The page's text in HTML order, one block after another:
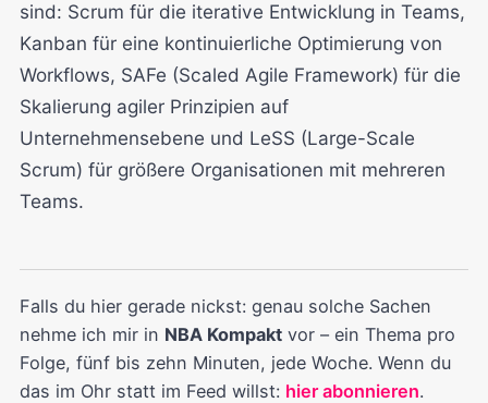
sind: Scrum für die iterative Entwicklung in Teams,
Kanban für eine kontinuierliche Optimierung von
Workflows, SAFe (Scaled Agile Framework) für die
Skalierung agiler Prinzipien auf
Unternehmensebene und LeSS (Large-Scale
Scrum) für größere Organisationen mit mehreren
Teams.
Falls du hier gerade nickst: genau solche Sachen
nehme ich mir in NBA Kompaktvor – ein Thema pro
Folge, fünf bis zehn Minuten, jede Woche. Wenn du
das im Ohr statt im Feed willst: hier abonnieren.